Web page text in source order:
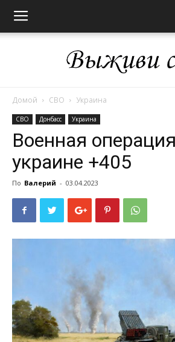
Домой СВО Украина
СВО Донбасс Украина
Военная
украине +405
По Валерий - 03.04.2023